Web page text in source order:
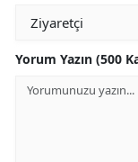
Yorum Yazın (500